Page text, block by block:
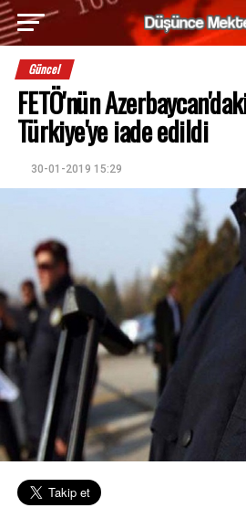
Güncel
FETÖ'nün
Türkiye'ye iade edildi
30-01-2019 15:29